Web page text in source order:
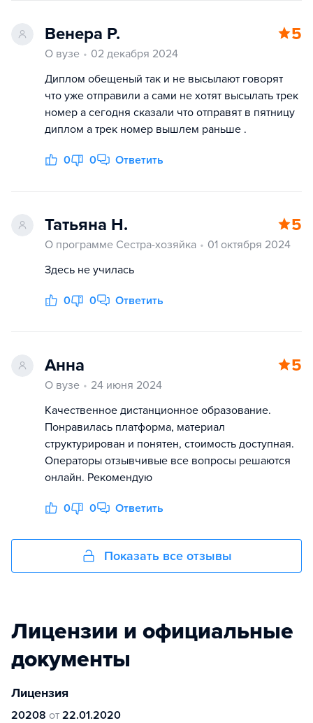
Венера Р. 5
О вузе
02 декабря 2024
Диплом обещеный так и не высылают говорят
что уже отправили а сами не хотят высылать трек
номер а сегодня сказали что отправят в пятницу
диплом а трек номер вышлем раньше .
0 0 Ответить
Татьяна Н. 5
О программе Сестра-хозяйка
01 октября 2024
Здесь не училась
0 0 Ответить
Анна 5
О вузе
24 июня 2024
Качественное дистанционное образование.
Понравилась платформа, материал
структурирован и понятен, стоимость доступная.
Операторы отзывчивые все вопросы решаются
онлайн. Рекомендую
0 0 Ответить
Показать все отзывы
Лицензии и официальные
документы
Лицензия
20208 от 22.01.2020